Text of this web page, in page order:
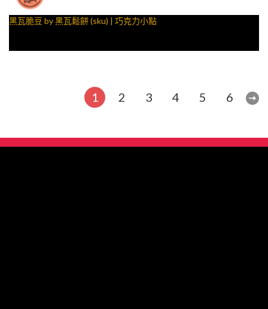
黑瓦脆豆 by 黑瓦鬆餅 (sku) | 巧克力小點
1 2 3 4 5 6